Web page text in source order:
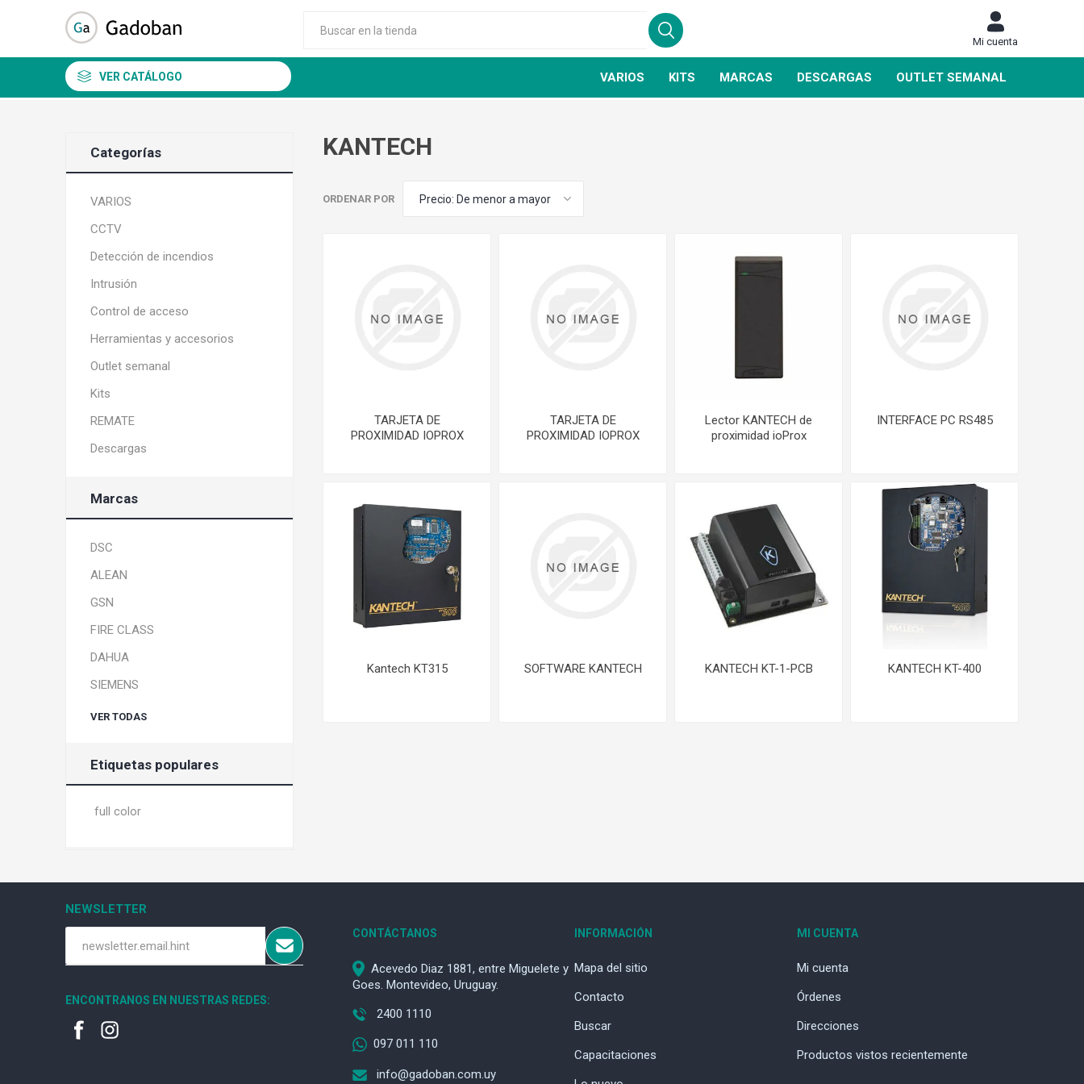
Mi cuenta
VER CATÁLOGO VARIOS KITS MARCAS DESCARGAS OUTLET SEMANAL
KANTECH
ORDENAR POR
TARJETA DE
PROXIMIDAD IOPROX
TARJETA DE
PROXIMIDAD IOPROX
Lector KANTECH de
proximidad ioProx
INTERFACE PC RS485
Kantech KT315 SOFTWARE KANTECH KANTECH KT-1-PCB KANTECH KT-400
Categorías
VARIOS
CCTV
Detección de incendios
Intrusión
Control de acceso
Herramientas y accesorios
Outlet semanal
Kits
REMATE
Descargas
Marcas
DSC
ALEAN
GSN
FIRE CLASS
DAHUA
SIEMENS
VER TODAS
Etiquetas populares
full color
NEWSLETTER
ENCONTRANOS EN NUESTRAS REDES:
CONTÁCTANOS
Acevedo Diaz 1881, entre Miguelete y
Goes. Montevideo, Uruguay.
2400 1110
097 011 110
info@gadoban.com.uy
INFORMACIÓN
Mapa del sitio
Contacto
Buscar
Capacitaciones
MI CUENTA
Mi cuenta
Órdenes
Direcciones
Productos vistos recientemente